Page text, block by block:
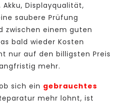
Displayqualität,
saubere Prüfung
zwischen einem guten
bald wieder Kosten
nur auf den billigsten Preis
mehr.
sich ein gebrauchtes
mehr lohnt, ist